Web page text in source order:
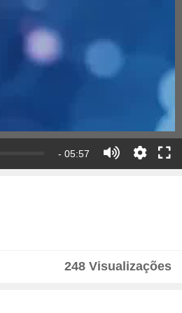
- 05:57
248 Visualizações